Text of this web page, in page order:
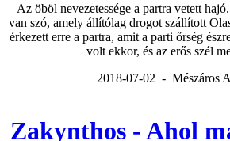
Az öböl nevezetessége a partra vetett
van szó, amely állítólag drogot szállított
érkezett erre a partra, amit a parti őrség
volt ekkor, és az erős szél
2018-07-02 - Mészáros
Zakynthos - Ahol